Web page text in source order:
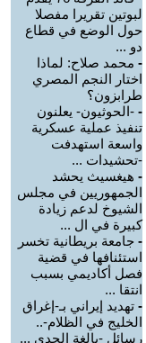
لبوتين تقريرا مفصلا
حول الوضع في قطاع
دو ...
- محمد صلاح: لماذا
اختار النجم المصري
طرابزون؟
- -الحوثيون- يعلنون
تنفيذ عملية عسكرية
واسعة استهدفت
-تحشيدات ...
- هيغسيث يحشد
الجمهوريين في مجلس
الشيوخ لدعم زيادة
كبيرة في ال ...
- جامعة بريطانية تخسر
استئنافها في قضية
فصل أكاديمي بسبب
انتقا ...
- تهديد إيراني بـ-إغراق
الخليج في الظلام-..
رسائل -بالغة الجدي ...